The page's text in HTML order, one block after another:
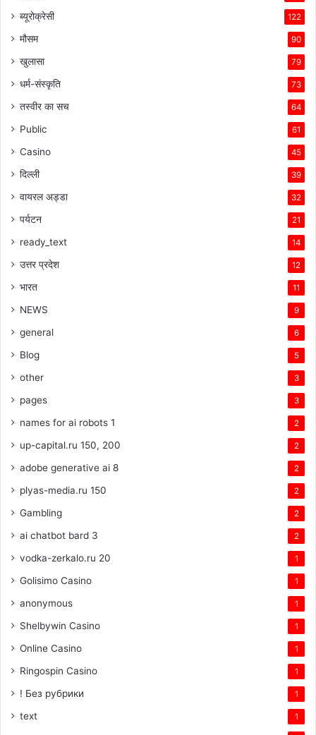
ब्यूरोक्रेसी 122
मौसम 90
खुलासा 79
धर्म-संस्कृति 73
तस्वीर का सच 64
Public 61
Casino 45
दिल्ली 39
वायरल अड्डा 32
पर्यटन 21
ready_text 14
उत्तर प्रदेश 12
भारत 11
NEWS 9
general 6
Blog 5
other 3
pages 3
names for ai robots 1 2
up-capital.ru 150, 200 2
adobe generative ai 8 2
plyas-media.ru 150 2
Gambling 2
ai chatbot bard 3 2
vodka-zerkalo.ru 20 1
Golisimo Casino 1
anonymous 1
Shelbywin Casino 1
Online Casino 1
Ringospin Casino 1
! Без рубрики 1
text 1